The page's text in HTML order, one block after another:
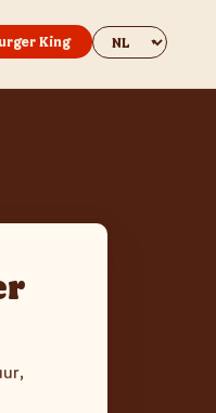
King Change